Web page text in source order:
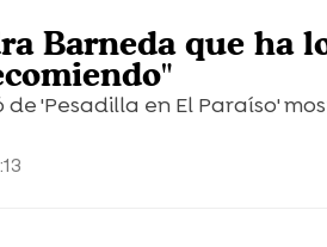
Barneda que ha
'Pesadilla en El Paraíso'